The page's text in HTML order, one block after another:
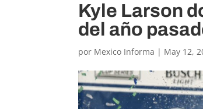
Kyle Larson
del año
por Mexico Informa | May 12,